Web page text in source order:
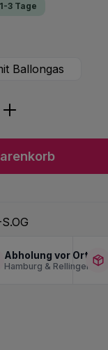
3 Tage
Ballongas
den
Abholung vor Ort
Hamburg & Rellingen